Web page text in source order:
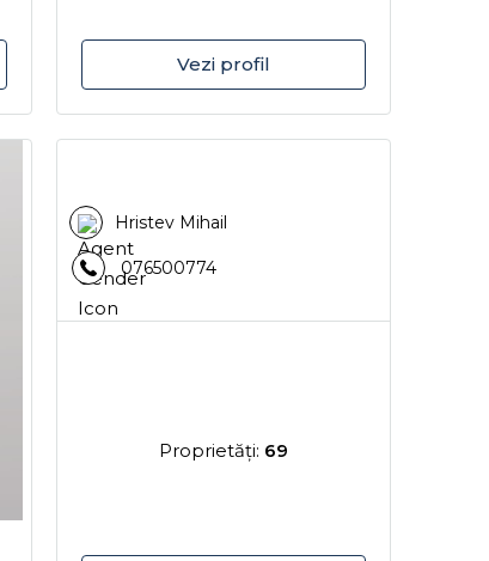
Vezi profil
Hristev Mihail
076500774
Proprietăţi: 69